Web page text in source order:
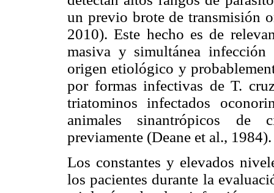
un previo brote de transmisión
2010). Este hecho es de
masiva y simultánea
origen etiológico y
por formas infectivas de T.
triatominos infectados
animales sinantrópicos de
previamente (Deane et al., 1984).
Los constantes y elevados
los pacientes durante la